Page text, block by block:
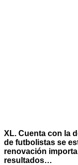
XL. Cuenta con la
de futbolistas se
renovación
resultados…